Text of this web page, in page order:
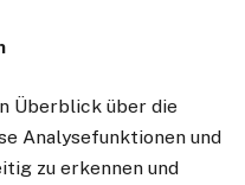
Überblick über die
Analysefunktionen und
zu erkennen und